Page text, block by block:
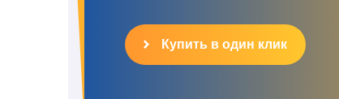
Купить в один клик